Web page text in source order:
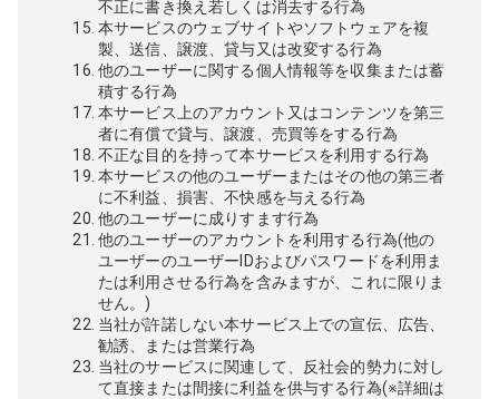
不正に書き換え若しくは消去する行為
本サービスのウェブサイトやソフトウェアを複
製、送信、譲渡、貸与又は改変する行為
他のユーザーに関する個人情報等を収集または蓄
積する行為
本サービス上のアカウント又はコンテンツを第三
者に有償で貸与、譲渡、売買等をする行為
不正な目的を持って本サービスを利用する行為
本サービスの他のユーザーまたはその他の第三者
に不利益、損害、不快感を与える行為
他のユーザーに成りすます行為
他のユーザーのアカウントを利用する行為(他の
ユーザーのユーザーIDおよびパスワードを利用ま
たは利用させる行為を含みますが、これに限りま
せん。)
当社が許諾しない本サービス上での宣伝、広告、
勧誘、または営業行為
当社のサービスに関連して、反社会的勢力に対し
て直接または間接に利益を供与する行為(※詳細は